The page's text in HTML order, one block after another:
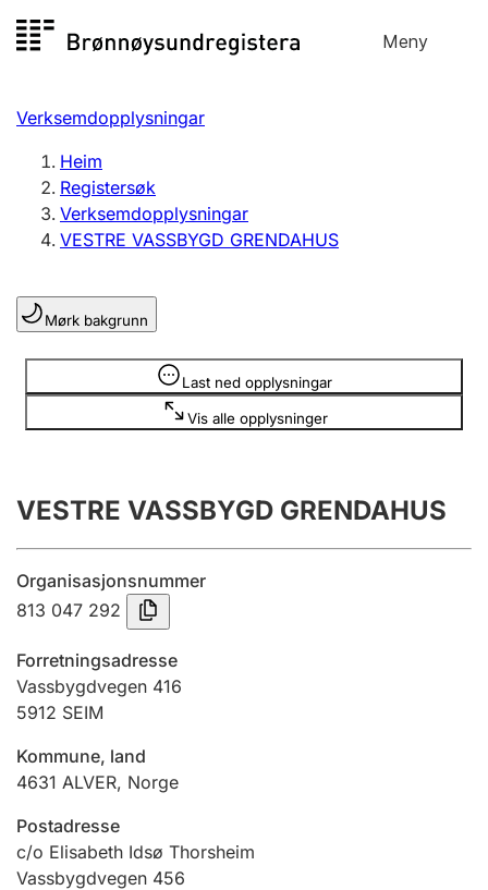
til
Meny
Registersøk
Aksjeselskap
Enkeltpersonføretak
Registrere, endre, slette
Lag og foreining
Registrere, endre, slette
Årsrekneskap
Innsending og forseinkingsgebyr
Tinglysing
Jeger
Ektepaktrettleiaren
Verksemdopplysningar
Heim
Registersøk
Verksemdopplysningar
VESTRE VASSBYGD GRENDAHUS
Mørk bakgrunn
Last ned opplysningar
Vis alle opplysninger
Opplysninger er skjult
VESTRE VASSBYGD GRENDAHUS
Organisasjonsnummer
813 047 292
Forretningsadresse
Vassbygdvegen 416
5912 SEIM
Kommune, land
4631 ALVER, Norge
Postadresse
c/o Elisabeth Idsø Thorsheim
Vassbygdvegen 456